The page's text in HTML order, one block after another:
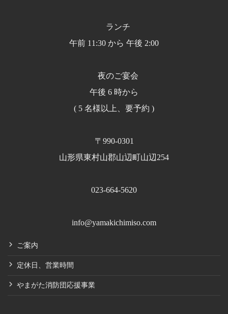
ランチ
午前 11:30 から 午後 2:00
夜のご宴会
午後 6 時から
( 5 名様以上、要予約 )
〒990-0301
山形県東村山郡山辺町山辺254
023-664-5620
info@yamakichimiso.com
ご案内
定休日、営業時間
やまがた消防団応援事業